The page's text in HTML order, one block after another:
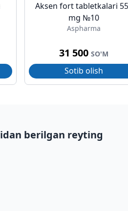
Aksen fort tabletkalari
mg №10
Aspharma
31 500SO'M
Sotib olish
berilgan reyting